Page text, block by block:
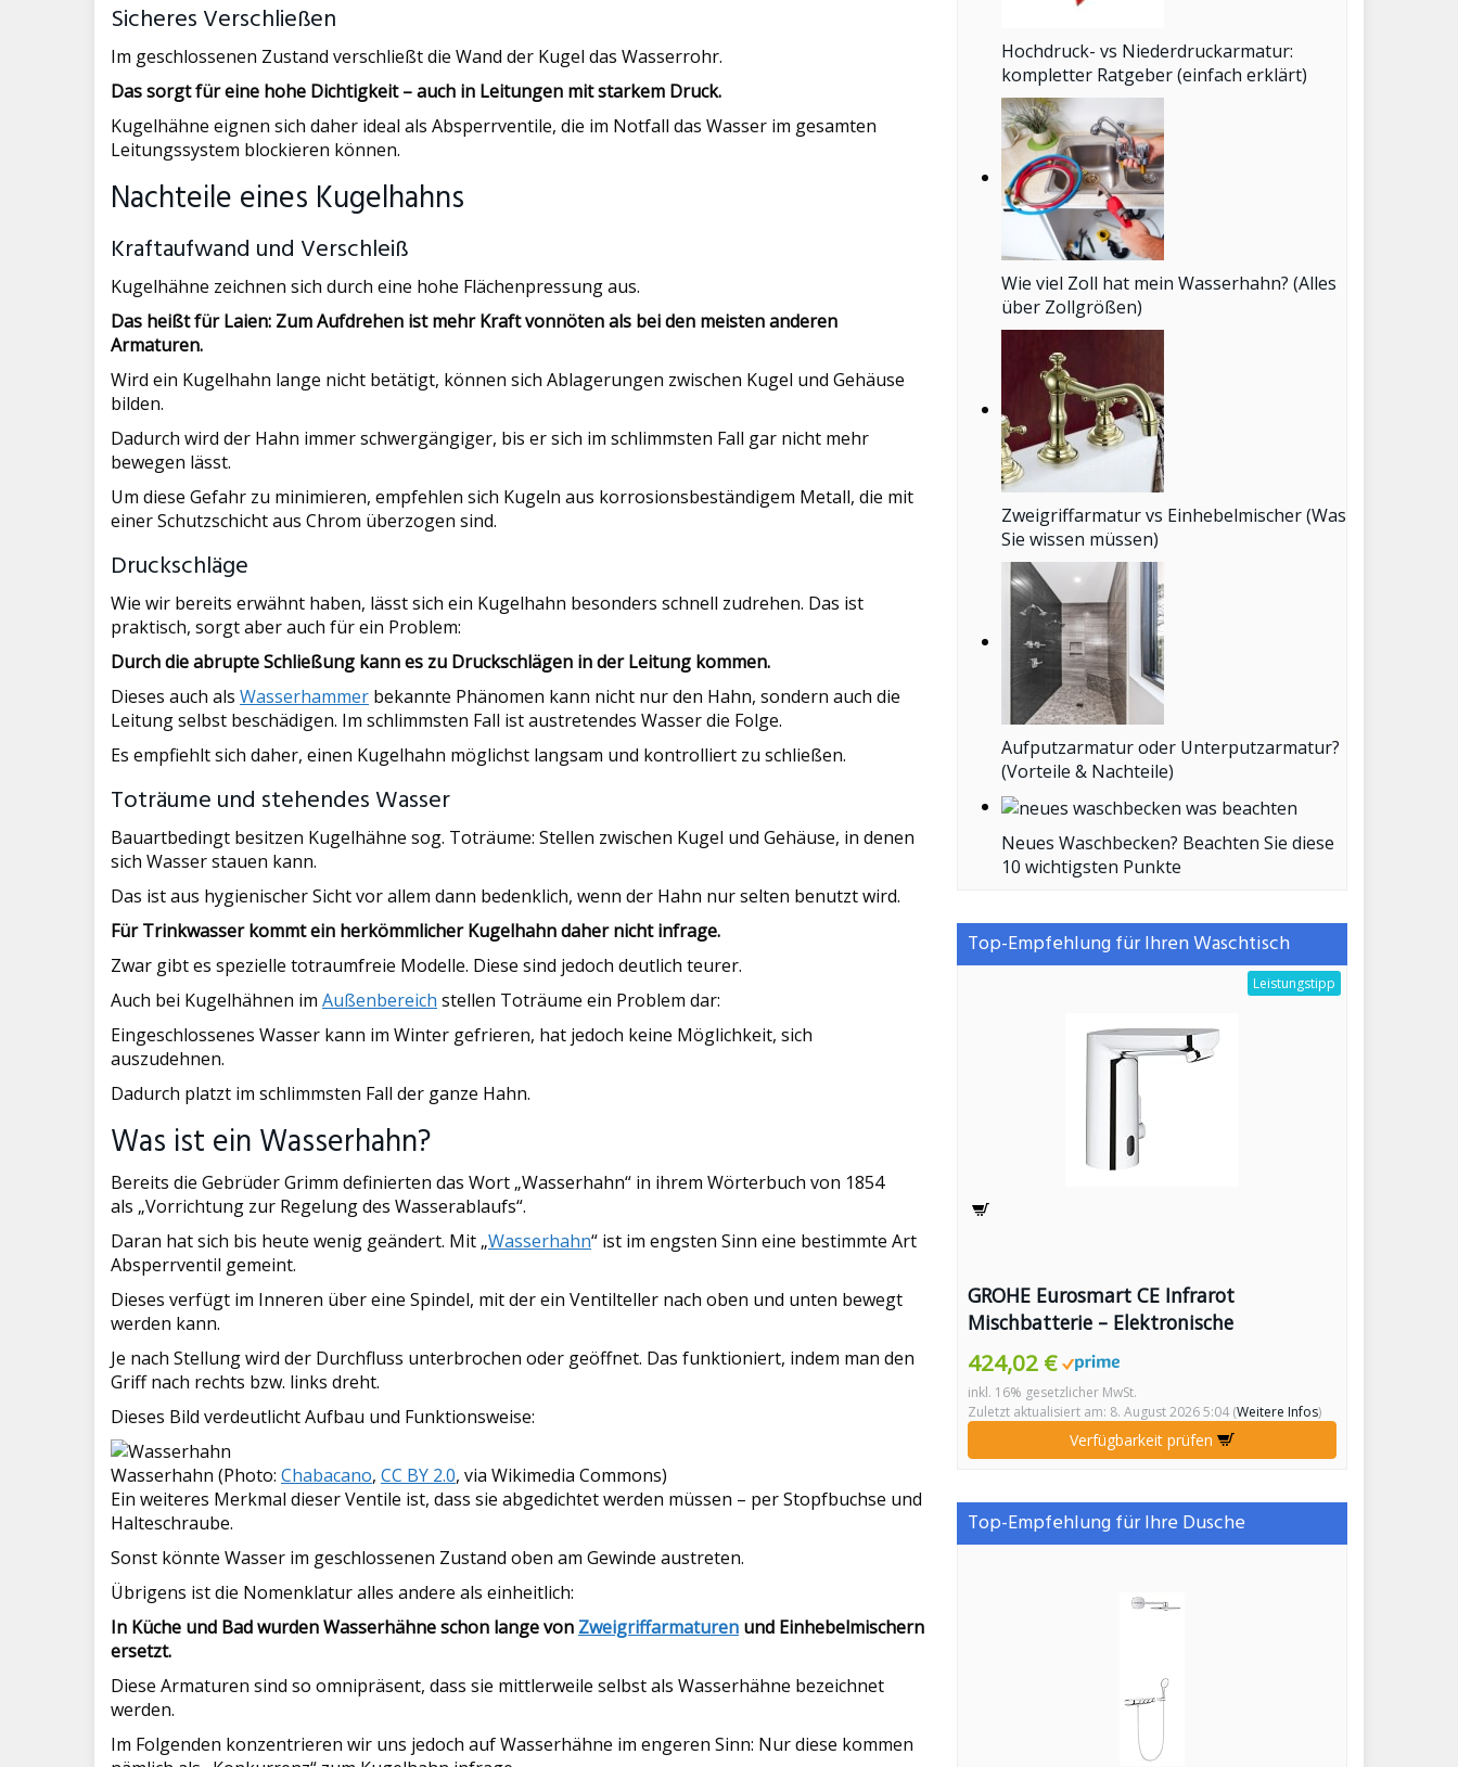
Sicheres Verschließen
Im geschlossenen Zustand verschließt die Wand der Kugel das Wasserrohr.
Das sorgt für eine hohe Dichtigkeit – auch in Leitungen mit starkem Druck.
Kugelhähne eignen sich daher ideal als Absperrventile, die im Notfall das Wasser im gesamten
Leitungssystem blockieren können.
Nachteile eines Kugelhahns
Kraftaufwand und Verschleiß
Kugelhähne zeichnen sich durch eine hohe Flächenpressung aus.
Das heißt für Laien: Zum Aufdrehen ist mehr Kraft vonnöten als bei den meisten anderen
Armaturen.
Wird ein Kugelhahn lange nicht betätigt, können sich Ablagerungen zwischen Kugel und Gehäuse
bilden.
Dadurch wird der Hahn immer schwergängiger, bis er sich im schlimmsten Fall gar nicht mehr
bewegen lässt.
Um diese Gefahr zu minimieren, empfehlen sich Kugeln aus korrosionsbeständigem Metall, die mit
einer Schutzschicht aus Chrom überzogen sind.
Druckschläge
Wie wir bereits erwähnt haben, lässt sich ein Kugelhahn besonders schnell zudrehen. Das ist
praktisch, sorgt aber auch für ein Problem:
Durch die abrupte Schließung kann es zu Druckschlägen in der Leitung kommen.
Dieses auch als Wasserhammer bekannte Phänomen kann nicht nur den Hahn, sondern auch die
Leitung selbst beschädigen. Im schlimmsten Fall ist austretendes Wasser die Folge.
Es empfiehlt sich daher, einen Kugelhahn möglichst langsam und kontrolliert zu schließen.
Toträume und stehendes Wasser
Bauartbedingt besitzen Kugelhähne sog. Toträume: Stellen zwischen Kugel und Gehäuse, in denen
sich Wasser stauen kann.
Das ist aus hygienischer Sicht vor allem dann bedenklich, wenn der Hahn nur selten benutzt wird.
Für Trinkwasser kommt ein herkömmlicher Kugelhahn daher nicht infrage.
Zwar gibt es spezielle totraumfreie Modelle. Diese sind jedoch deutlich teurer.
Auch bei Kugelhähnen im Außenbereich stellen Toträume ein Problem dar:
Eingeschlossenes Wasser kann im Winter gefrieren, hat jedoch keine Möglichkeit, sich
auszudehnen.
Dadurch platzt im schlimmsten Fall der ganze Hahn.
Was ist ein Wasserhahn?
Bereits die Gebrüder Grimm definierten das Wort „Wasserhahn“ in ihrem Wörterbuch von 1854
als „Vorrichtung zur Regelung des Wasserablaufs“.
Daran hat sich bis heute wenig geändert. Mit „Wasserhahn“ ist im engsten Sinn eine bestimmte Art
Absperrventil gemeint.
Dieses verfügt im Inneren über eine Spindel, mit der ein Ventilteller nach oben und unten bewegt
werden kann.
Je nach Stellung wird der Durchfluss unterbrochen oder geöffnet. Das funktioniert, indem man den
Griff nach rechts bzw. links dreht.
Dieses Bild verdeutlicht Aufbau und Funktionsweise:
Wasserhahn (Photo: Chabacano, CC BY 2.0, via Wikimedia Commons)
Ein weiteres Merkmal dieser Ventile ist, dass sie abgedichtet werden müssen – per Stopfbuchse und
Halteschraube.
Sonst könnte Wasser im geschlossenen Zustand oben am Gewinde austreten.
Übrigens ist die Nomenklatur alles andere als einheitlich:
In Küche und Bad wurden Wasserhähne schon lange von Zweigriffarmaturen und Einhebelmischern
ersetzt.
Diese Armaturen sind so omnipräsent, dass sie mittlerweile selbst als Wasserhähne bezeichnet
werden.
Im Folgenden konzentrieren wir uns jedoch auf Wasserhähne im engeren Sinn: Nur diese kommen
Hochdruck- vs Niederdruckarmatur:
kompletter Ratgeber (einfach erklärt)
Wie viel Zoll hat mein Wasserhahn? (Alles
über Zollgrößen)
Zweigriffarmatur vs Einhebelmischer (Was
Sie wissen müssen)
Aufputzarmatur oder Unterputzarmatur?
(Vorteile & Nachteile)
Neues Waschbecken? Beachten Sie diese
10 wichtigsten Punkte
Top-Empfehlung für Ihren Waschtisch
Leistungstipp
GROHE Eurosmart CE Infrarot
Mischbatterie – Elektronische
Waschtischarmatur für bidirektionale
Kommunikation
424,02 €
inkl. 16% gesetzlicher MwSt.
Zuletzt aktualisiert am: 8. August 2026 5:04 (Weitere Infos)
Verfügbarkeit prüfen
Top-Empfehlung für Ihre Dusche